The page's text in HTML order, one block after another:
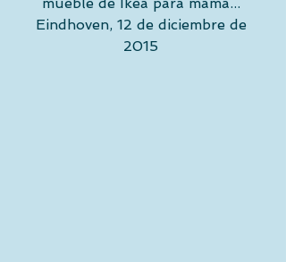
Eindhoven, 12 de diciembre de
2015